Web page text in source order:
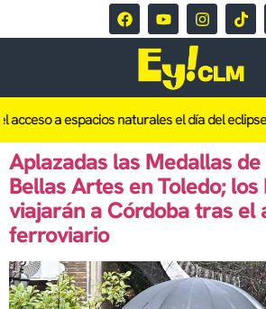
acceso a espacios naturales el día del
Aplazadas las Medallas
Bellas Artes en Toledo; los
viajarán a Córdoba tras el
ferroviario